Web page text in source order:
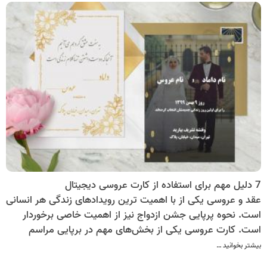
7 دلیل مهم برای استفاده از کارت عروسی دیجیتال
عقد و عروسی یکی از با اهمیت ترین رویدادهای زندگی هر انسانی
است. نحوه پرپایی جشن ازدواج نیز از اهمیت خاصی برخوردار
است. کارت عروسی یکی از بخش‌های مهم در برپایی مراسم
بیشتر بخوانید …